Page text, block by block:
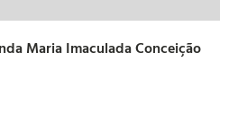
Maria Imaculada Conceição